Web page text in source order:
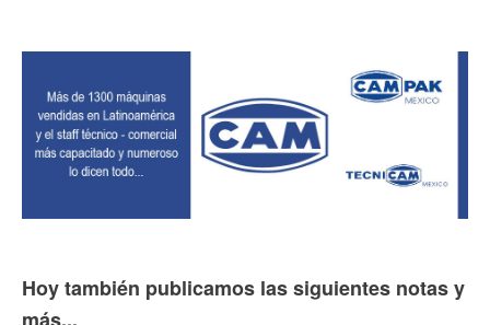
Hoy también publicamos las siguientes notas y